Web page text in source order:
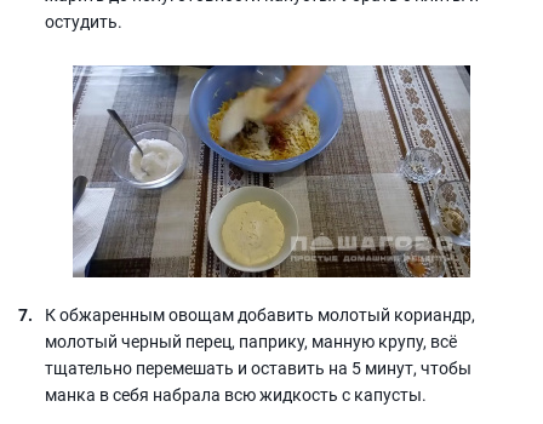
остудить.
К обжаренным овощам добавить молотый кориандр,
молотый черный перец, паприку, манную крупу, всё
тщательно перемешать и оставить на 5 минут, чтобы
манка в себя набрала всю жидкость с капусты.